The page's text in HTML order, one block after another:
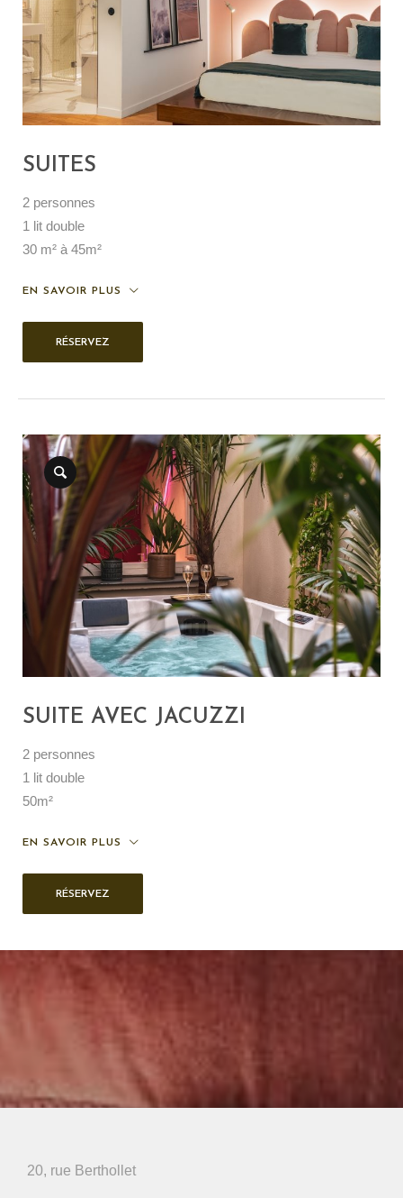
SUITES
2 personnes
1 lit double
30 m² à 45m²
EN SAVOIR PLUS
RÉSERVEZ
SUITE AVEC JACUZZI
2 personnes
1 lit double
50m²
EN SAVOIR PLUS
RÉSERVEZ
20, rue Berthollet